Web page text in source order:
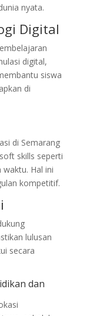
nyata.
Digital
digital,
siswa
di
di Semarang
skills seperti
Hal ini
kompetitif.
lulusan
secara
dan